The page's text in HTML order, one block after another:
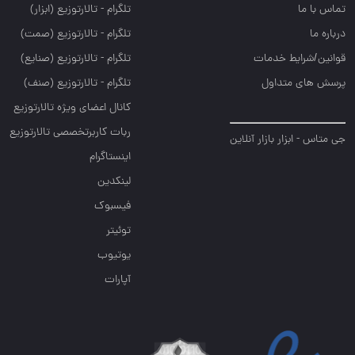
تماس با ما
درباره ما
قوانین/شرایط خدمات
پرسش های متداول
جی متاس - ابزار بازار آنلاین
تلگرام - تالارتوزيع (ابزار)
تلگرام - تالارتوزيع (صمت)
تلگرام - تالارتوزيع (صنايع)
تلگرام - تالارتوزیع (صنف)
کانال اعضای ویژه تالارتوزیع
ربات کاربرتخصصی تالارتوزیع
اینستاگرام
لینکدین
فیسبوک
توئیتر
یوتیوب
آپارات